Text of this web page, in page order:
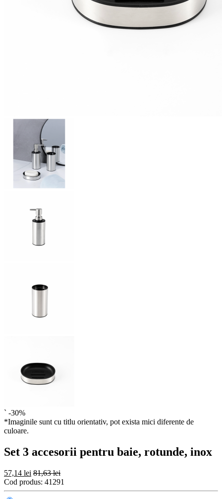
` -30%
*Imaginile sunt cu titlu orientativ, pot exista mici diferente de
culoare.
Set 3 accesorii pentru baie, rotunde, inox
57,14 lei 81,63 lei
Cod produs: 41291